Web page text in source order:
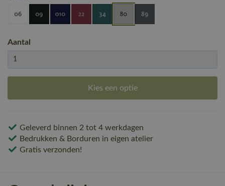
Aantal
Kies een optie
Geleverd binnen 2 tot 4 werkdagen
Bedrukken & Borduren in eigen atelier
Gratis verzonden!